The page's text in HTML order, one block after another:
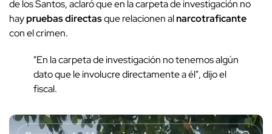
de los Santos, aclaró que en la carpeta de investigación no
haypruebas directasque relacionen alnarcotraficante
con el crimen.
"En la carpeta de investigación no tenemos algún
dato que le involucre directamente a él", dijo el
fiscal.